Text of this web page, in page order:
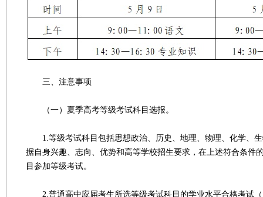
三、注意事项
（一）夏季高考等级考试科目选报。
1.等级考试科目包括思想政治、历史、地理、物理、化学、生
据自身兴趣、志向、优势和高等学校招生要求，在上述符合条件
目参加等级考试。
2.普通高中应届考生所选等级考试科目的学业水平合格考试（